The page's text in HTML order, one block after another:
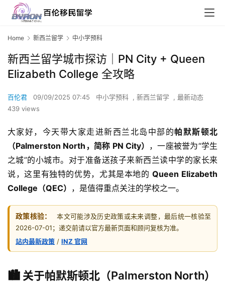
Home 新西兰留学 中小学预科
新西兰留学城市探访｜PN City + Queen
Elizabeth College 全攻略
百伦君 09/09/2025 07:45 中小学预科 , 新西兰留学 , 最新动态
439 views
大家好，今天带大家走进新西兰北岛中部的帕默斯顿北
（Palmerston North，简称 PN City） ，一座被誉为“学生
之城”的小城市。对于准备送孩子来新西兰读中学的家长来
说，这里有独特的优势，尤其是本地的 Queen Elizabeth
College（QEC） ，是值得重点关注的学校之一。
政策核验：
本文可能涉及历史政策或未来调整，最后统一核验至
2026-07-01；递交前请以官方最新页面和顾问复核为准。
站内最新政策 / INZ 官网
🏙️ 关于帕默斯顿北（Palmerston North）